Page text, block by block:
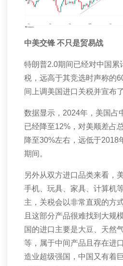
中美交锋 不只是贸易战
特朗普2.0期间已经对中国累
税，远高于其竞选时声称的
间上调美国进口关税并宣布
数据显示， 2024年，美国占
已经降至12% ，对美顺差占
降至30%左右，远低于2018
期间。
另外从双方进口品类来看，
手机、玩具、家具、计算机
主，关税会以非常直观的方
且这部分产品很难找到大规
国的进口主要是大豆、天然
等，属于中间产品且存在进
造业超级强国，中国又有着